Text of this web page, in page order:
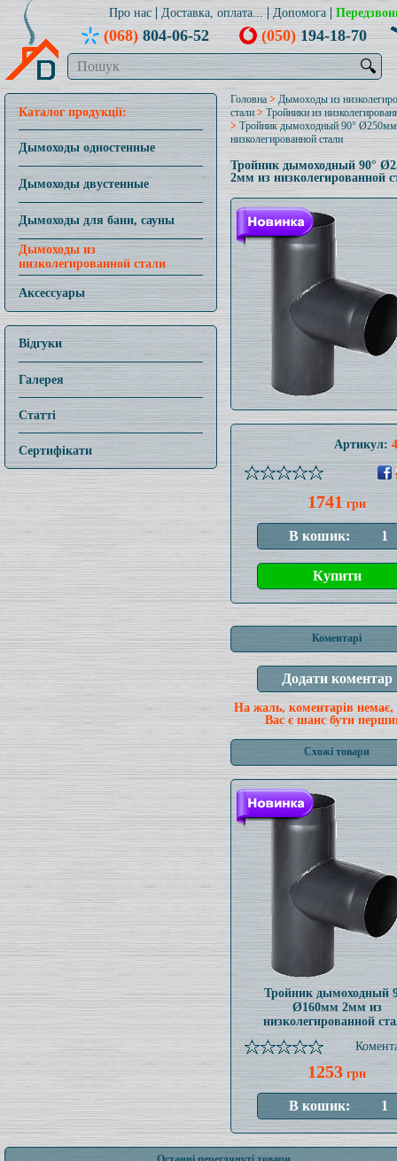
Про нас Доставка, оплата... Допомога
(068)804-06-52 (050)194-18-70
🔍
Каталог продукції:
Дымоходы одностенные
Дымоходы двустенные
Дымоходы для бани, сауны
Дымоходы из
низколегированной стали
Аксессуары
Відгуки
Галерея
Статті
Сертифікати
Головна > Дымоходы из
стали>Тройники из
> Тройник дымоходный 90°
низколегированной стали
Тройник дымоходный 90°
2мм из низколегированной
Артикул:
1741 грн
Коментарі
На жаль, коментарів немає,
Вас є шанс бути
Схожі товари
Тройник дымоходный
Ø160мм 2мм из
низколегированной
1253 грн